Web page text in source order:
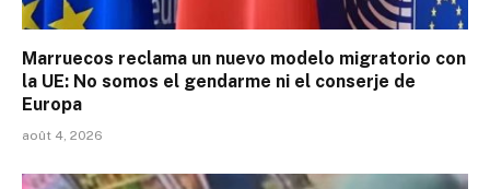
Marruecos reclama un nuevo modelo migratorio con
la UE: No somos el gendarme ni el conserje de
Europa
août 4, 2026